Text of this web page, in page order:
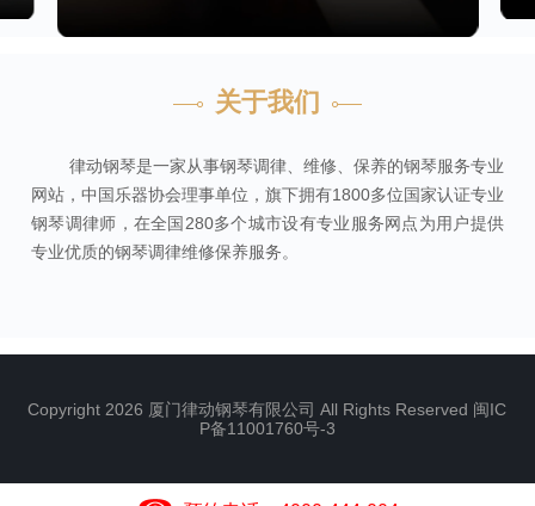
关于我们
律动钢琴是一家从事钢琴调律、维修、保养的钢琴服务专业
网站，中国乐器协会理事单位，旗下拥有1800多位国家认证专业
钢琴调律师，在全国280多个城市设有专业服务网点为用户提供
专业优质的钢琴调律维修保养服务。
Copyright 2026 厦门律动钢琴有限公司 All Rights Reserved 闽IC
P备11001760号-3